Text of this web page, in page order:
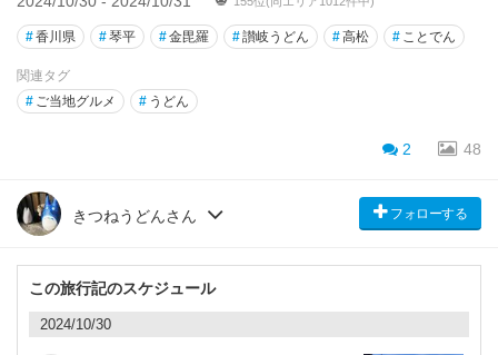
#香川県 #琴平 #金毘羅 #讃岐うどん #高松 # ことでん
関連タグ
# ご当地グルメ # うどん
2 48
きつねうどんさん フォローする
この旅行記のスケジュール
2024/10/30